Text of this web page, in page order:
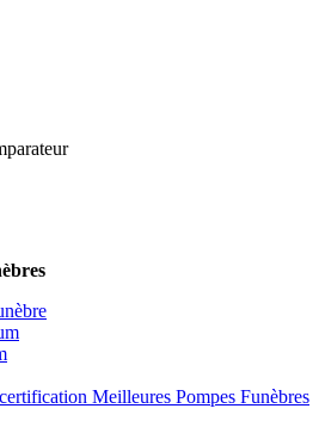
Meilleures Pompes Funèbres